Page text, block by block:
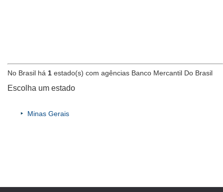
No Brasil há 1 estado(s) com agências Banco Mercantil Do Brasil
Escolha um estado
Minas Gerais